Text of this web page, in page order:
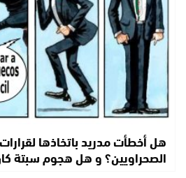
هل أخطأت مدريد باتخاذها
الصحراويين؟ و هل هجوم سبتة